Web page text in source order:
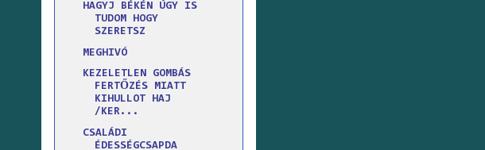
HAGYJ BÉKÉN ÚGY IS
TUDOM HOGY
SZERETSZ
MEGHIVÓ
KEZELETLEN GOMBÁS
FERTŐZÉS MIATT
KIHULLOT HAJ
/KER...
CSALÁDI
ÉDESSÉGCSAPDA